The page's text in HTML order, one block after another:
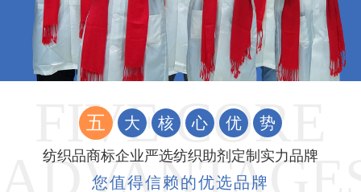
五 大 核 心 优 势
纺织品商标企业严选纺织助剂定制实力品牌
您值得信赖的优选品牌